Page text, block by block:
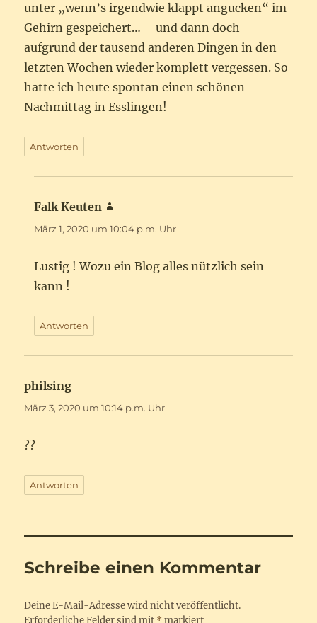
unter „wenn’s irgendwie klappt angucken“ im
Gehirn gespeichert… – und dann doch
aufgrund der tausend anderen Dingen in den
letzten Wochen wieder komplett vergessen. So
hatte ich heute spontan einen schönen
Nachmittag in Esslingen!
Antworten
Falk Keuten
März 1, 2020 um 10:04 p.m. Uhr
Lustig ! Wozu ein Blog alles nützlich sein
kann !
Antworten
philsing
März 3, 2020 um 10:14 p.m. Uhr
??
Antworten
Schreibe einen Kommentar
Deine E-Mail-Adresse wird nicht veröffentlicht.